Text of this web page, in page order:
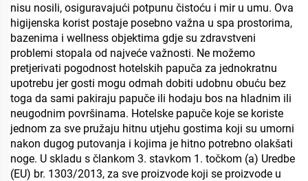
nisu nosili, osiguravajući potpunu čistoću i mir u umu. Ova
higijenska korist postaje posebno važna u spa prostorima,
bazenima i wellness objektima gdje su zdravstveni
problemi stopala od najveće važnosti. Ne možemo
pretjerivati pogodnost hotelskih papuča za jednokratnu
upotrebu jer gosti mogu odmah dobiti udobnu obuću bez
toga da sami pakiraju papuče ili hodaju bos na hladnim ili
neugodnim površinama. Hotelske papuče koje se koriste
jednom za sve pružaju hitnu utjehu gostima koji su umorni
nakon dugog putovanja i kojima je hitno potrebno olakšati
noge. U skladu s člankom 3. stavkom 1. točkom (a) Uredbe
(EU) br. 1303/2013, za sve proizvode koji se proizvode u